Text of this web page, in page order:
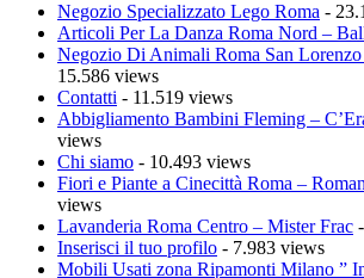
Negozio Specializzato Lego Roma -
Articoli Per La Danza Roma Nord –
Negozio Di Animali Roma San
15.586 views
Contatti - 11.519 views
Abbigliamento Bambini Fleming –
views
Chi siamo - 10.493 views
Fiori e Piante a Cinecittà Roma –
views
Lavanderia Roma Centro – Mister Frac
Inserisci il tuo profilo - 7.983 views
Mobili Usati zona Ripamonti Milano ”